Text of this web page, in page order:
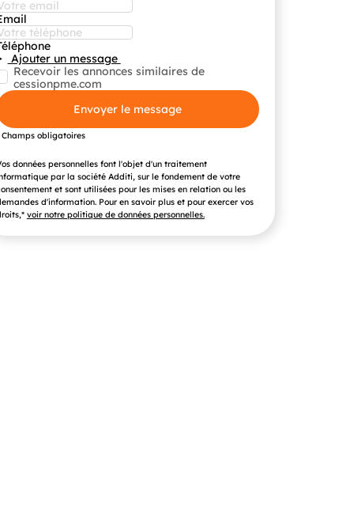
Ajouter un message
Recevoir les annonces similaires de
cessionpme.com
Envoyer le message
Champs obligatoires
données personnelles font l'objet d'un traitement
par la société Additi, sur le fondement de votre
et sont utilisées pour les mises en relation ou les
d'information. Pour en savoir plus et pour exercer vos
voir notre politique de données personnelles.